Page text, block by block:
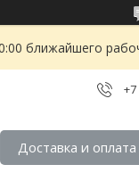
ближайшего
+7
Доставка и оплата